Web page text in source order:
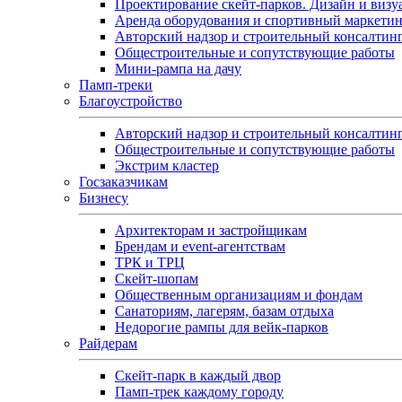
Проектирование скейт-парков. Дизайн и
Аренда оборудования и спортивный
Авторский надзор и строительный
Общестроительные и сопутствующие работы
Мини-рампа на дачу
Памп‑треки
Благоустройство
Авторский надзор и строительный
Общестроительные и сопутствующие работы
Экстрим кластер
Госзаказчикам
Бизнесу
Архитекторам и застройщикам
Брендам и event-агентствам
ТРК и ТРЦ
Скейт-шопам
Общественным организациям и фондам
Санаториям, лагерям, базам отдыха
Недорогие рампы для вейк-парков
Райдерам
Скейт-парк в каждый двор
Памп-трек каждому городу